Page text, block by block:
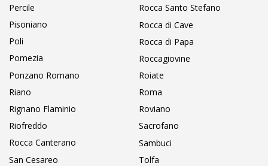
Percile
Pisoniano
Poli
Pomezia
Ponzano Romano
Riano
Rignano Flaminio
Riofreddo
Rocca Canterano
Rocca Santo Stefano
Rocca di Cave
Rocca di Papa
Roccagiovine
Roiate
Roma
Roviano
Sacrofano
Sambuci
San Cesareo
Tolfa